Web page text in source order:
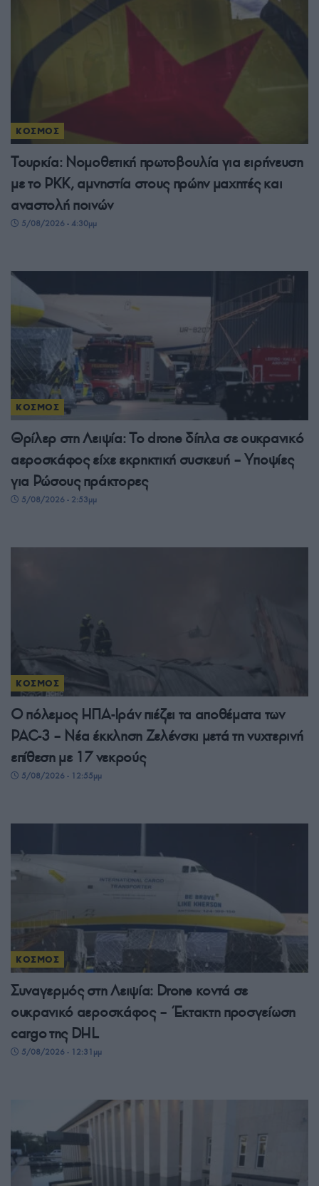
ΚΟΣΜΟΣ
Τουρκία: Νομοθετική πρωτοβουλία για ειρήνευση
με το PKK, αμνηστία στους πρώην μαχητές και
αναστολή ποινών
5/08/2026 - 4:30μμ
ΚΟΣΜΟΣ
Θρίλερ στη Λειψία: Το drone δίπλα σε ουκρανικό
αεροσκάφος είχε εκρηκτική συσκευή – Υποψίες
για Ρώσους πράκτορες
5/08/2026 - 2:53μμ
ΚΟΣΜΟΣ
Ο πόλεμος ΗΠΑ-Ιράν πιέζει τα αποθέματα των
PAC-3 – Νέα έκκληση Ζελένσκι μετά τη νυχτερινή
επίθεση με 17 νεκρούς
5/08/2026 - 12:55μμ
ΚΟΣΜΟΣ
Συναγερμός στη Λειψία: Drone κοντά σε
ουκρανικό αεροσκάφος – Έκτακτη προσγείωση
cargo της DHL
5/08/2026 - 12:31μμ